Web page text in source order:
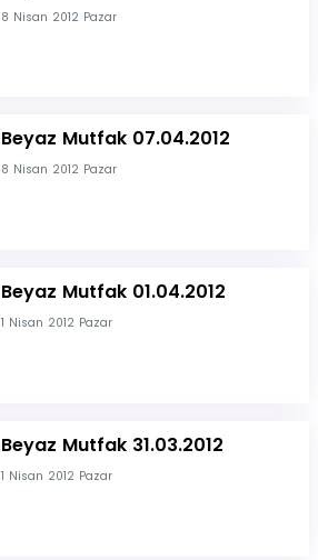
8 Nisan 2012 Pazar
Beyaz Mutfak 07.04.2012
8 Nisan 2012 Pazar
Beyaz Mutfak 01.04.2012
1 Nisan 2012 Pazar
Beyaz Mutfak 31.03.2012
1 Nisan 2012 Pazar